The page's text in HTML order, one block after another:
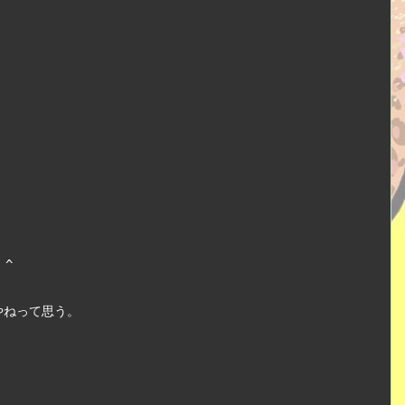
^
ねって思う。